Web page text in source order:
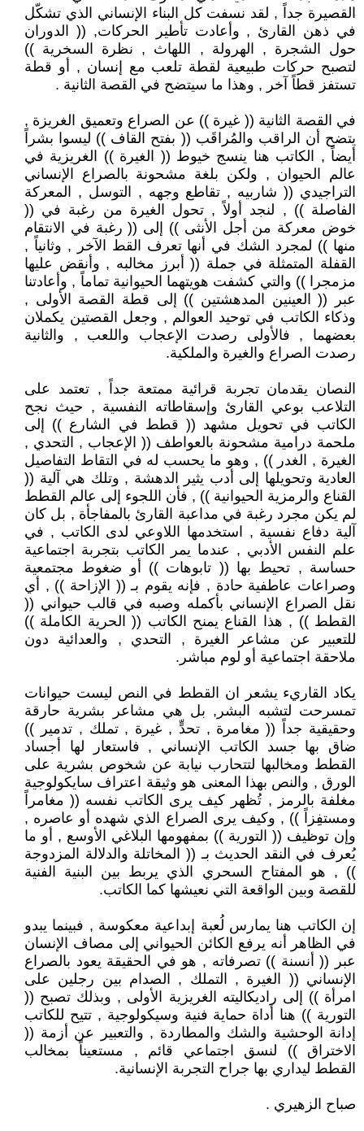
القصيرة جداً , لقد نسفت كل البناء الإنساني الذي تشكّل
في ذهن القارئ , وأعادت تأطير الحركات, (( الدوران
حول الشجرة , الهرولة , اللهاث , نظرة السخرية ))
لتصبح حركات طبيعية لقطة تلعب مع إنسان , أو قطة
تستفز قطاً آخر , وهذا ما سيتضح في القصة الثانية .
في القصة الثانية (( غيرة )) عن الصراع وتعميق الغريزة ,
يتضح أن الراقب والمُراقَب (( بفتح القاف )) ليسوا بشراً
أيضاً , الكاتب هنا ينسج خيوط (( الغيرة )) الغريزية في
عالم الحيوان , ولكن بلغة مشحونة بالصراع الإنساني
التراجيدي (( شاربيه , تقاطع وجهه , التوسل , المعركة
الفاصلة )) , لنجد أولاً , تحول الغيرة من رغبة في ((
خوض معركة من أجل الأنثى )) إلى (( رغبة في الانتقام
منها )) لمجرد الشك في أنها تعرف القط الآخر , وثانياً ,
القفلة المتمثلة في جملة (( أبرز مخالبه , وأنقض عليها
مزمجرا )) والتي كشفت هويتهما الحيوانية تماماً , وأعادتنا
عبر (( العينين المدهشتين )) إلى قطة القصة الأولى ,
وذكاء الكاتب في توحيد العوالم , وجعل القصتين يكملان
بعضهما , فالأولى رصدت الإعجاب واللعب , والثانية
رصدت الصراع والغيرة والملكية.
النصان يقدمان تجربة قرائية ممتعة جداً , تعتمد على
التلاعب بوعي القارئ وإسقاطاته النفسية , حيث نجح
الكاتب في تحويل مشهد (( قطط في الشارع )) إلى
ملحمة درامية مشحونة بالعواطف (( الإعجاب , التحدي ,
الغيرة , الغدر )) , وهو ما يحسب له في التقاط التفاصيل
العادية وتحويلها إلى أدب يثير الدهشة , وتلك هي آلية ((
القناع والرمزية الحيوانية )) , فأن اللجوء إلى عالم القطط
لم يكن مجرد رغبة في مداعبة القارئ بالمفاجأة , بل كان
آلية دفاع نفسية , استخدمها اللاوعي لدى الكاتب , في
علم النفس الأدبي , عندما يمر الكاتب بتجربة اجتماعية
حساسة , تحيط بها (( تابوهات )) أو ضغوط مجتمعية
وصراعات عاطفية حادة , فإنه يقوم بـ (( الإزاحة )) , أي
نقل الصراع الإنساني بأكمله وصبه في قالب حيواني ((
القطط )) , هذا القناع يمنح الكاتب (( الحرية الكاملة ))
للتعبير عن مشاعر الغيرة , التحدي , والعدائية دون
ملاحقة اجتماعية أو لوم مباشر.
يكاد القاريء يشعر ان القطط في النص ليست حيوانات
تمسرحت لتشبه البشر, بل هي مشاعر بشرية حارقة
وحقيقية جداً (( مغامرة , تحدٍّ , غيرة , تملك , تدمير ))
ضاق بها جسد الكاتب الإنساني , فاستعار لها أجساد
القطط ومخالبها لتتحارب نيابة عن شخوص بشرية على
الورق , والنص بهذا المعنى هو وثيقة اعتراف سايكولوجية
مغلفة بالرمز , تُظهر كيف يرى الكاتب نفسه (( مغامراً
ومستفِزاً )) , وكيف يرى الصراع الذي شهده أو عاصره ,
وإن توظيف (( التورية )) بمفهومها البلاغي الأوسع , أو ما
يُعرف في النقد الحديث بـ (( المخاتلة والدلالة المزدوجة
)) , هو المفتاح السحري الذي يربط بين البنية الفنية
للقصة وبين الواقعة التي نعيشها كما الكاتب.
إن الكاتب هنا يمارس لُعبة إبداعية معكوسة , فبينما يبدو
في الظاهر أنه يرفع الكائن الحيواني إلى مصاف الإنسان
عبر (( أنسنة )) تصرفاته , هو في الحقيقة يعود بالصراع
الإنساني (( الغيرة , التملك , الصدام بين رجلين على
امرأة )) إلى راديكاليته الغريزية الأولى , وبذلك تصبح ((
التورية )) هنا أداة حماية فنية وسيكولوجية , تتيح للكاتب
إدانة الوحشية والشك والمطاردة , والتعبير عن أزمة ((
الاختراق )) لنسق اجتماعي قائم , مستعيناً بمخالب
القطط ليداري بها جراح التجربة الإنسانية.
صباح الزهيري .